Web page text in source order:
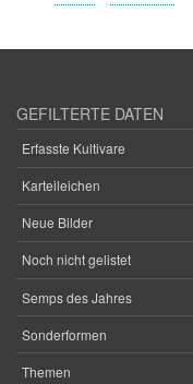
Seitennummerierung
GEFILTERTE DATEN
Erfasste Kultivare
Karteileichen
Neue Bilder
Noch nicht gelistet
Semps des Jahres
Sonderformen
Themen